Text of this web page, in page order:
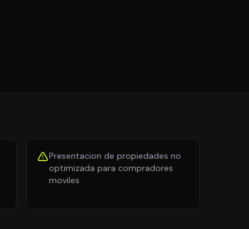
Presentacion de propiedades no
optimizada para compradores
moviles